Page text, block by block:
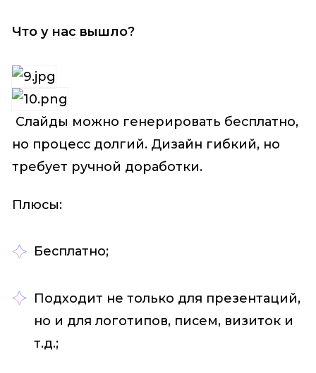
Что у нас вышло?
Слайды можно генерировать бесплатно,
но процесс долгий. Дизайн гибкий, но
требует ручной доработки.
Плюсы:
Бесплатно;
Подходит не только для презентаций,
но и для логотипов, писем, визиток и
т.д.;